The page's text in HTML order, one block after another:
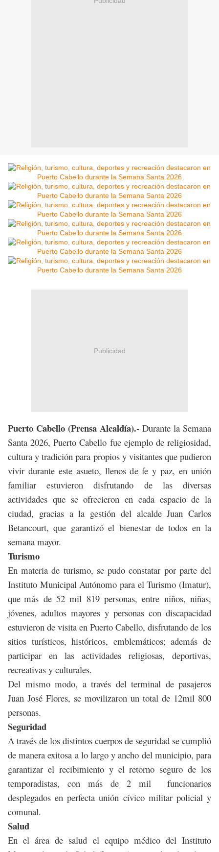
Publicidad
Puerto Cabello (Prensa Alcaldía).- Durante la Semana
Santa 2026, Puerto Cabello fue ejemplo de religiosidad,
cultura y tradición para propios y visitantes que pudieron
vivir durante este asueto, llenos de fe y paz, en unión
familiar estuvieron disfrutando de las diversas
actividades que se ofrecieron en cada espacio de la
ciudad, gracias a la gestión del alcalde Juan Carlos
Betancourt, que garantizó el bienestar de todos en la
semana mayor.
Turismo
En materia de turismo, se pudo constatar por parte del
Instituto Municipal Autónomo para el Turismo (Imatur),
que más de 52 mil 819 personas, entre niños, niñas,
jóvenes, adultos mayores y personas con discapacidad
estuvieron de visita en Puerto Cabello, disfrutando de los
sitios turísticos, históricos, emblemáticos; además de
participar en las actividades religiosas, deportivas,
recreativas y culturales.
Del mismo modo, a través del terminal de pasajeros
Juan José Flores, se movilizaron un total de 12mil 800
personas.
Seguridad
A través de los distintos cuerpos de seguridad se cumplió
de manera exitosa a lo largo y ancho del municipio, para
garantizar el recibimiento y el retorno seguro de los
temporadistas, con más de 2 mil funcionarios
desplegados en perfecta unión cívico militar policial y
comunal.
Salud
En el área de salud el equipo médico del Instituto